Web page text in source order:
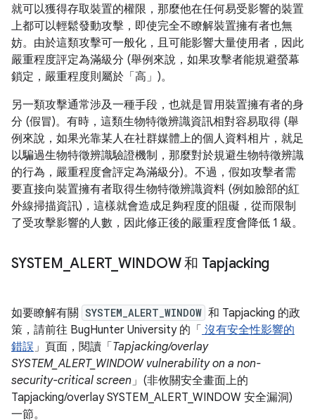
就可以獲得存取裝置的權限，那麼他在任何易受影響的裝置
上都可以輕鬆發動攻擊，即使完全不瞭解裝置擁有者也無
妨。由於這類攻擊可一般化，且可能影響大量使用者，因此
嚴重程度評定為滿級分 (舉例來說，如果攻擊者能規避螢幕
鎖定，嚴重程度則屬於「高」)。
另一類攻擊通常涉及一種手段，也就是冒用裝置擁有者的身
分 (假冒)。有時，這類生物特徵辨識資訊相對容易取得 (舉
例來說，如果光靠某人在社群媒體上的個人資料相片，就足
以騙過生物特徵辨識驗證機制，那麼對於規避生物特徵辨識
的行為，嚴重程度會評定為滿級分)。不過，假如攻擊者需
要直接向裝置擁有者取得生物特徵辨識資料 (例如臉部的紅
外線掃描資訊)，這樣就會造成足夠程度的阻礙，從而限制
了受攻擊影響的人數，因此修正後的嚴重程度會降低 1 級。
SYSTEM _ALERT_ WINDOW 和 Tapjacking
如要瞭解有關 SYSTEM_ALERT_WINDOW 和 Tapjacking 的政
策，請前往 BugHunter University 的「 沒有安全性影響的
錯誤」頁面，閱讀「 Tapjacking/overlay
SYSTEM_ALERT_WINDOW vulnerability on a non-
security-critical screen」(非攸關安全畫面上的
Tapjacking/overlay SYSTEM_ALERT_WINDOW 安全漏洞)
一節。